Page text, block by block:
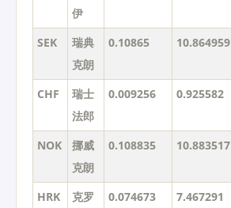
伊
SEK
瑞典
克朗
0.10865 10.864959
CHF
瑞士
法郎
0.009256 0.925582
NOK
挪威
克朗
0.108835 10.883517
HRK
克罗
0.074673 7.467291